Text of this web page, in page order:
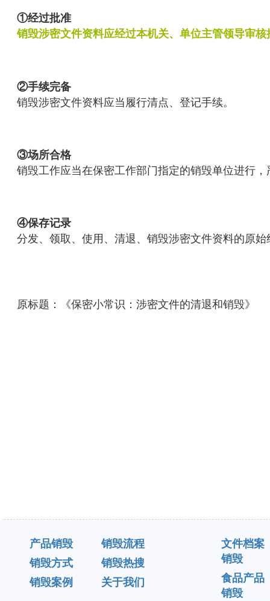
①经过批准
销毁涉密文件资料应经过本机关、单位主管领导审
②手续完备
销毁涉密文件资料应当履行清点、登记手续。
③场所合格
销毁工作应当在保密工作部门指定的销毁单位进行
④保存记录
分发、领取、使用、清退、销毁涉密文件资料的原
原标题：《保密小常识：涉密文件的清退和销毁》
产品销毁
销毁流程
销毁方式
销毁热搜
销毁案例
关于我们
文件档案
销毁
食品产品
销毁